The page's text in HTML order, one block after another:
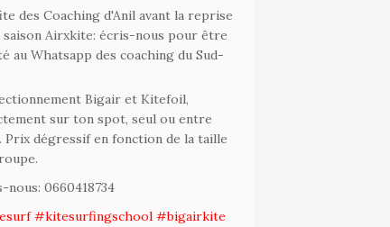
des Coaching d'Anil avant la reprise
saison Airxkite: écris-nous pour être
au Whatsapp des coaching du Sud-
Bigair et Kitefoil,
sur ton spot, seul ou entre
Prix dégressif en fonction de la taille
nous: 0660418734
#kitesurfingschool #bigairkite